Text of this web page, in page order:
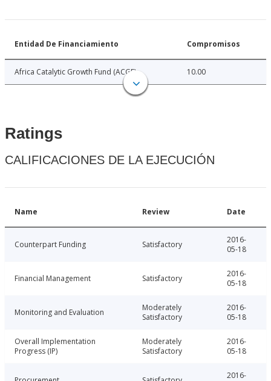
Entidad De Financiamiento Compromisos
Africa Catalytic Growth Fund (ACGF) 10.00
Ratings
CALIFICACIONES DE LA EJECUCIÓN
Name Review Date
Counterpart Funding Satisfactory
2016-
05-18
Financial Management Satisfactory
2016-
05-18
Monitoring and Evaluation
Moderately
Satisfactory
2016-
05-18
Overall Implementation
Progress (IP)
Moderately
Satisfactory
2016-
05-18
2016-